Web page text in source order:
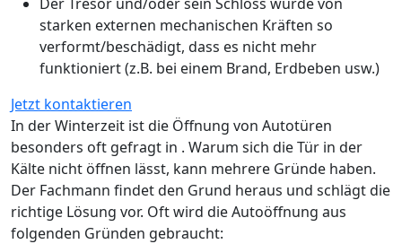
starken externen mechanischen Kräften so
verformt/beschädigt, dass es nicht mehr
funktioniert (z.B. bei einem Brand, Erdbeben usw.)
Jetzt kontaktieren
In der Winterzeit ist die Öffnung von Autotüren
besonders oft gefragt in . Warum sich die Tür in der
Kälte nicht öffnen lässt, kann mehrere Gründe haben.
Der Fachmann findet den Grund heraus und schlägt die
richtige Lösung vor. Oft wird die Autoöffnung aus
folgenden Gründen gebraucht: